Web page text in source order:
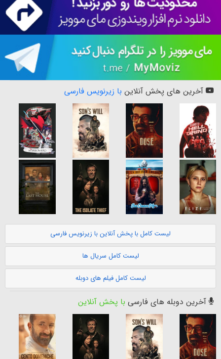
آخرین های پخش آنلاین با زیرنویس فارسی
لیست کامل با پخش آنلاین با زیرنویس فارسی
لیست کامل سریال ها
لیست کامل فیلم های دوبله
آخرین دوبله های فارسی با پخش آنلاین